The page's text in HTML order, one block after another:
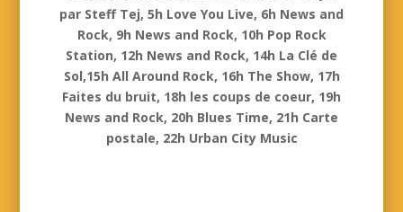
par Steff Tej, 5h Love You Live, 6h News and
Rock, 9h News and Rock, 10h Pop Rock
Station, 12h News and Rock, 14h La Clé de
Sol,15h All Around Rock, 16h The Show, 17h
Faites du bruit, 18h les coups de coeur, 19h
News and Rock, 20h Blues Time, 21h Carte
postale, 22h Urban City Music